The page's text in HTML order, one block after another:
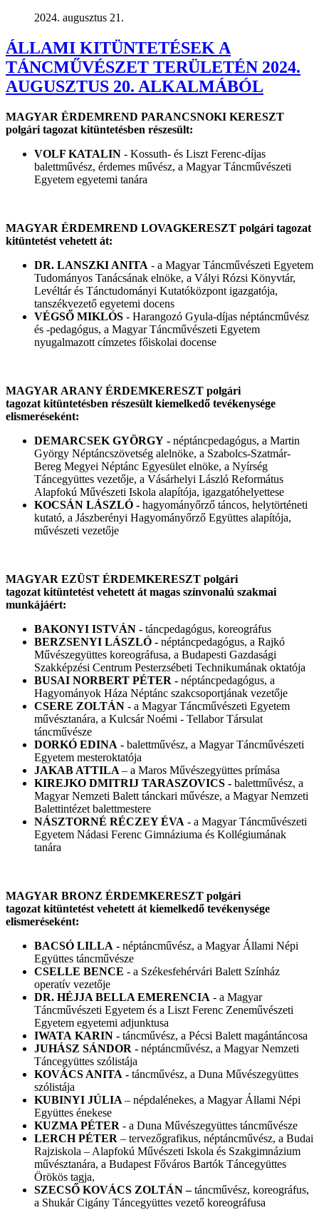
2024. augusztus 21.
ÁLLAMI KITÜNTETÉSEK A
TÁNCMŰVÉSZET TERÜLETÉN 2024.
AUGUSZTUS 20. ALKALMÁBÓL
MAGYAR ÉRDEMREND PARANCSNOKI KERESZT
polgári tagozat kitüntetésben részesült:
VOLF KATALIN - Kossuth- és Liszt Ferenc-díjas
balettművész, érdemes művész, a Magyar Táncművészeti
Egyetem egyetemi tanára
MAGYAR ÉRDEMREND LOVAGKERESZT polgári tagozat
kitüntetést vehetett át:
DR. LANSZKI ANITA - a Magyar Táncművészeti Egyetem
Tudományos Tanácsának elnöke, a Vályi Rózsi Könyvtár,
Levéltár és Tánctudományi Kutatóközpont igazgatója,
tanszékvezető egyetemi docens
VÉGSŐ MIKLÓS - Harangozó Gyula-díjas néptáncművész
és -pedagógus, a Magyar Táncművészeti Egyetem
nyugalmazott címzetes főiskolai docense
MAGYAR ARANY ÉRDEMKERESZT polgári
tagozat kitüntetésben részesült kiemelkedő tevékenysége
elismeréseként:
DEMARCSEK GYÖRGY - néptáncpedagógus, a Martin
György Néptáncszövetség alelnöke, a Szabolcs-Szatmár-
Bereg Megyei Néptánc Egyesület elnöke, a Nyírség
Táncegyüttes vezetője, a Vásárhelyi László Református
Alapfokú Művészeti Iskola alapítója, igazgatóhelyettese
KOCSÁN LÁSZLÓ - hagyományőrző táncos, helytörténeti
kutató, a Jászberényi Hagyományőrző Együttes alapítója,
művészeti vezetője
MAGYAR EZÜST ÉRDEMKERESZT polgári
tagozat kitüntetést vehetett át magas színvonalú szakmai
munkájáért:
BAKONYI ISTVÁN - táncpedagógus, koreográfus
BERZSENYI LÁSZLÓ - néptáncpedagógus, a Rajkó
Művészegyüttes koreográfusa, a Budapesti Gazdasági
Szakképzési Centrum Pesterzsébeti Technikumának oktatója
BUSAI NORBERT PÉTER - néptáncpedagógus, a
Hagyományok Háza Néptánc szakcsoportjának vezetője
CSERE ZOLTÁN - a Magyar Táncművészeti Egyetem
művésztanára, a Kulcsár Noémi - Tellabor Társulat
táncművésze
DORKÓ EDINA - balettművész, a Magyar Táncművészeti
Egyetem mesteroktatója
JAKAB ATTILA – a Maros Művészegyüttes prímása
KIREJKO DMITRIJ TARASZOVICS - balettművész, a
Magyar Nemzeti Balett tánckari művésze, a Magyar Nemzeti
Balettintézet balettmestere
NÁSZTORNÉ RÉCZEY ÉVA - a Magyar Táncművészeti
Egyetem Nádasi Ferenc Gimnáziuma és Kollégiumának
tanára
MAGYAR BRONZ ÉRDEMKERESZT polgári
tagozat kitüntetést vehetett át kiemelkedő tevékenysége
elismeréseként:
BACSÓ LILLA - néptáncművész, a Magyar Állami Népi
Együttes táncművésze
CSELLE BENCE - a Székesfehérvári Balett Színház
operatív vezetője
DR. HÉJJA BELLA EMERENCIA - a Magyar
Táncművészeti Egyetem és a Liszt Ferenc Zeneművészeti
Egyetem egyetemi adjunktusa
IWATA KARIN - táncművész, a Pécsi Balett magántáncosa
JUHÁSZ SÁNDOR - néptáncművész, a Magyar Nemzeti
Táncegyüttes szólistája
KOVÁCS ANITA - táncművész, a Duna Művészegyüttes
szólistája
KUBINYI JÚLIA – népdalénekes, a Magyar Állami Népi
Együttes énekese
KUZMA PÉTER - a Duna Művészegyüttes táncművésze
LERCH PÉTER – tervezőgrafikus, néptáncművész, a Budai
Rajziskola – Alapfokú Művészeti Iskola és Szakgimnázium
művésztanára, a Budapest Főváros Bartók Táncegyüttes
Örökös tagja,
SZECSŐ KOVÁCS ZOLTÁN –táncművész, koreográfus,
a Shukár Cigány Táncegyüttes vezető koreográfusa